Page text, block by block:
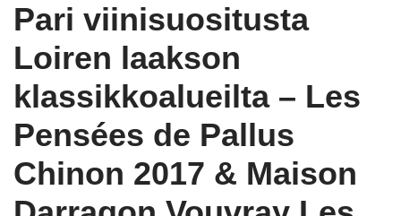
Pari viinisuositusta
Loiren laakson
klassikkoalueilta – Les
Pensées de Pallus
Chinon 2017 & Maison